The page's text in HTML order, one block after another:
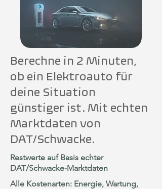
Berechne in 2 Minuten,
ob ein Elektroauto für
deine Situation
günstiger ist. Mit echten
Marktdaten von
DAT/Schwacke.
Restwerte auf Basis echter
DAT/Schwacke-Marktdaten
Alle Kostenarten: Energie, Wartung,